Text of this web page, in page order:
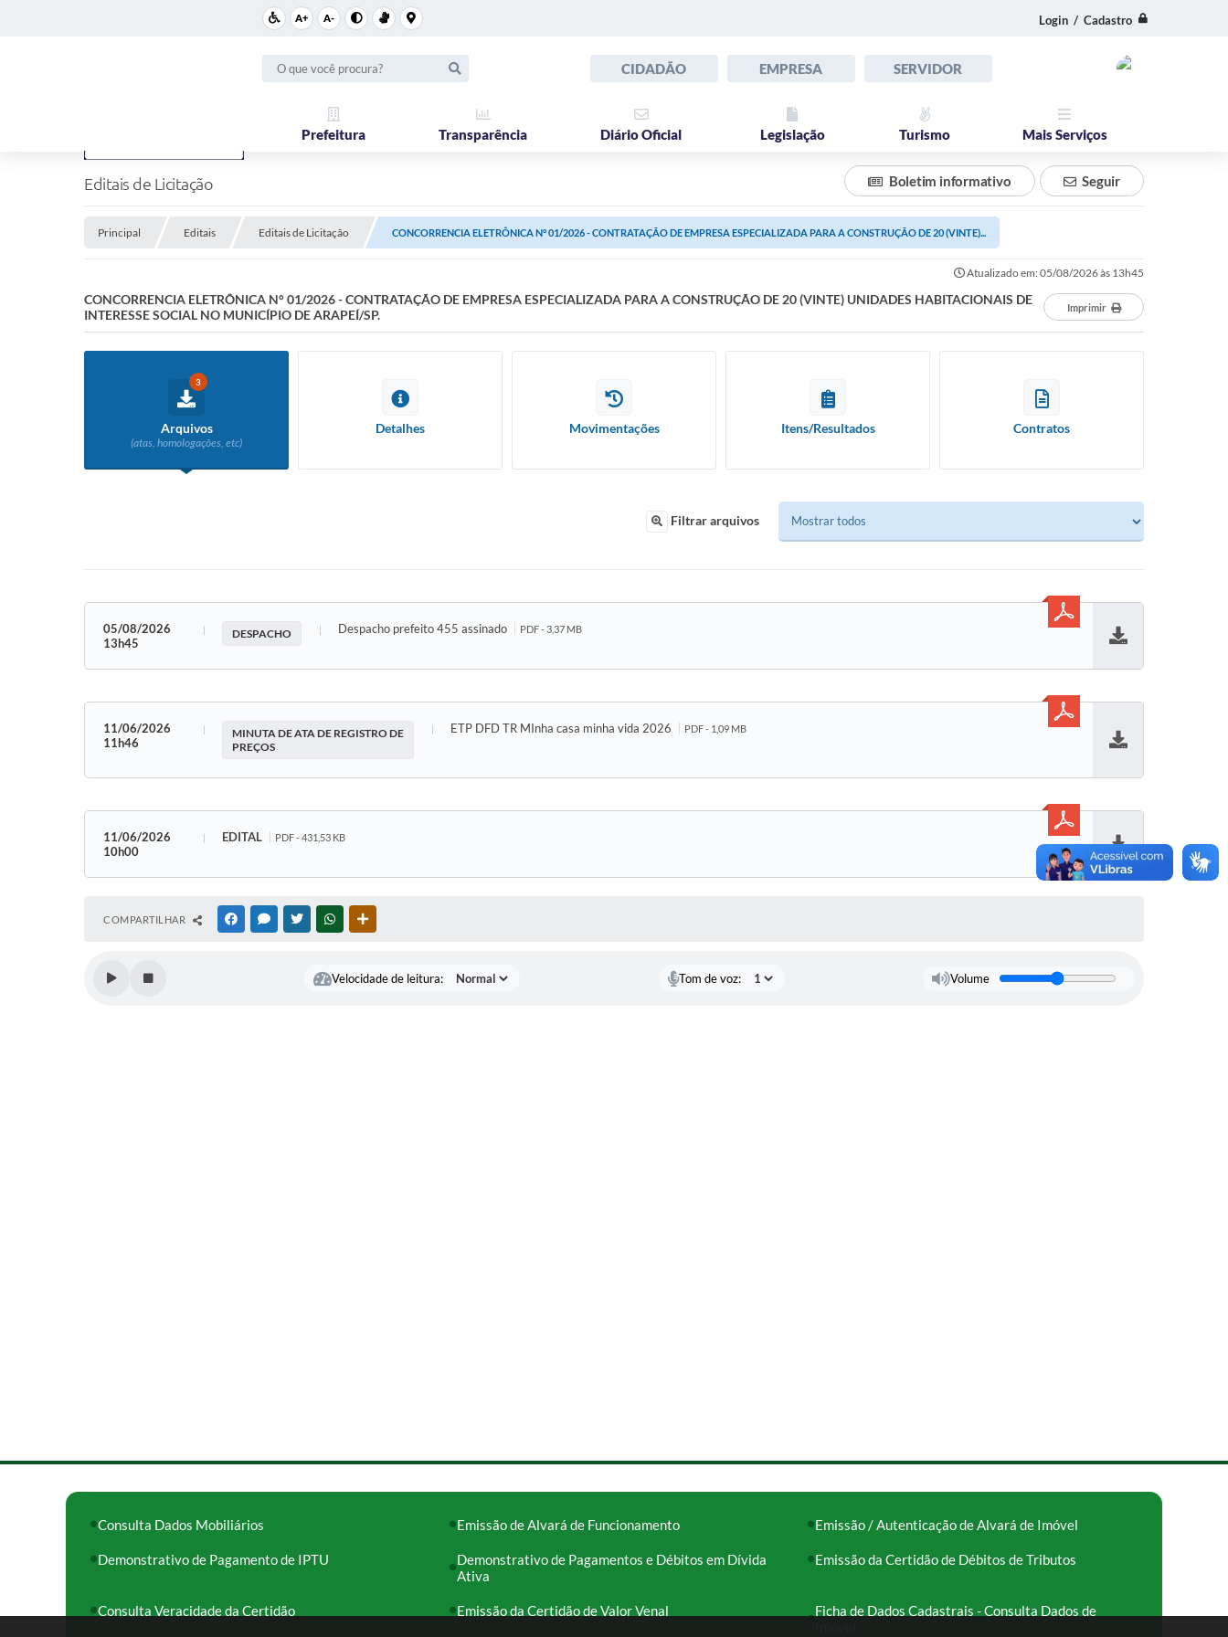
Login / Cadastro
A+ A-
CIDADÃO EMPRESA SERVIDOR
Prefeitura Transparência Diário Oficial Legislação Turismo Mais Serviços
Editais de Licitação Seguir
Boletim informativo
Principal Editais Editais de Licitação CONCORRENCIA ELETRÔNICA N° 01/2026 - CONTRATAÇÃO DE EMPRESA ESPECIALIZADA PARA A CONSTRUÇÃO DE 20 (VINTE)...
Atualizado em: 05/08/2026 às 13h45
CONCORRENCIA ELETRÔNICA N° 01/2026 - CONTRATAÇÃO DE EMPRESA ESPECIALIZADA PARA A CONSTRUÇÃO DE 20 (VINTE) UNIDADES HABITACIONAIS DE
INTERESSE SOCIAL NO MUNICÍPIO DE ARAPEÍ/SP.
Imprimir
3
Arquivos
(atas, homologações, etc)
Detalhes Movimentações Itens/Resultados Contratos
Filtrar arquivos
05/08/2026
13h45
DESPACHO Despacho prefeito 455 assinado PDF - 3,37 MB
11/06/2026
11h46
MINUTA DE ATA DE REGISTRO DE
PREÇOS
ETP DFD TR MInha casa minha vida 2026 PDF - 1,09 MB
11/06/2026
10h00
EDITAL PDF - 431,53 KB
Baixar
COMPARTILHAR FACEBOOKMESSENGER
TWITTERWHATSAPP
Velocidade de leitura: Tom de voz: Volume
Consulta Dados Mobiliários Emissão de Alvará de Funcionamento Emissão / Autenticação de Alvará de Imóvel
Demonstrativo de Pagamento de IPTU
Demonstrativo de Pagamentos e Débitos em Dívida
Ativa
Emissão da Certidão de Débitos de Tributos
Consulta Veracidade da Certidão Emissão da Certidão de Valor Venal
Ficha de Dados Cadastrais - Consulta Dados de